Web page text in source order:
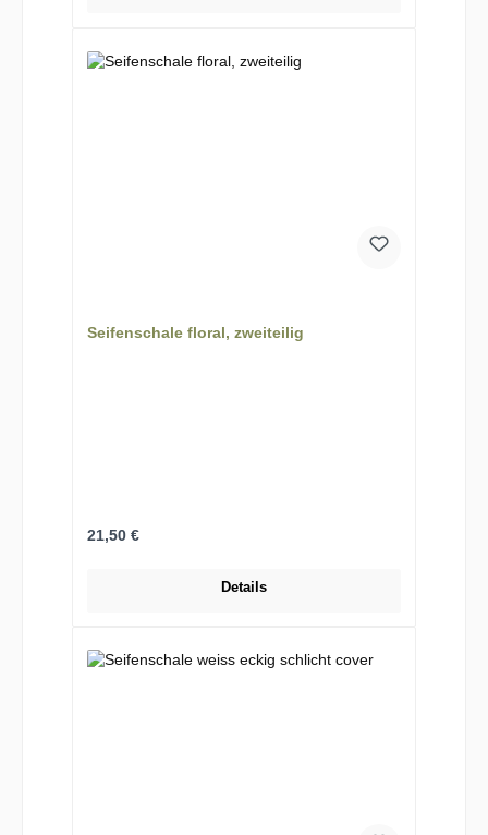
Seifenschale floral, zweiteilig
Regulärer Preis:
21,50 €
Details